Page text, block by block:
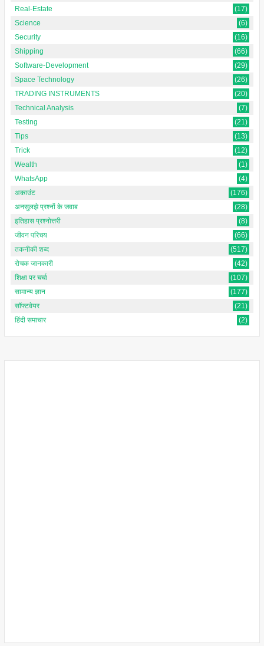
Real-Estate
(17)
Science
(6)
Security
(16)
Shipping
(66)
Software-Development
(29)
Space Technology
(26)
TRADING INSTRUMENTS
(20)
Technical Analysis
(7)
Testing
(21)
Tips
(13)
Trick
(12)
Wealth
(1)
WhatsApp
(4)
अकाउंट
(176)
अनसुलझे प्रश्नों के जवाब
(28)
इतिहास प्रश्नोत्तरी
(8)
जीवन परिचय
(66)
तकनीकी शब्द
(517)
रोचक जानकारी
(42)
शिक्षा पर चर्चा
(107)
सामान्य ज्ञान
(177)
सॉफ्टवेयर
(21)
हिंदी समाचार
(2)